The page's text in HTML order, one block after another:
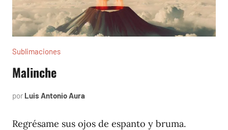
Sublimaciones
Malinche
por Luis Antonio Aura
2022
Regrésame sus ojos de espanto y bruma.